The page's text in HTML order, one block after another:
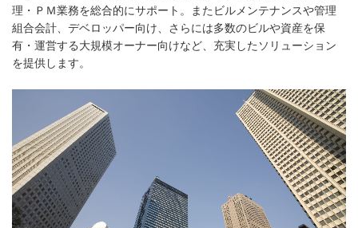
理・ＰＭ業務を総合的にサポート。またビルメンテナンスや管理
組合会計、デベロッパー向け、さらには多数のビルや資産を保
有・運営する大規模オーナー向けなど、充実したソリューション
を提供します。